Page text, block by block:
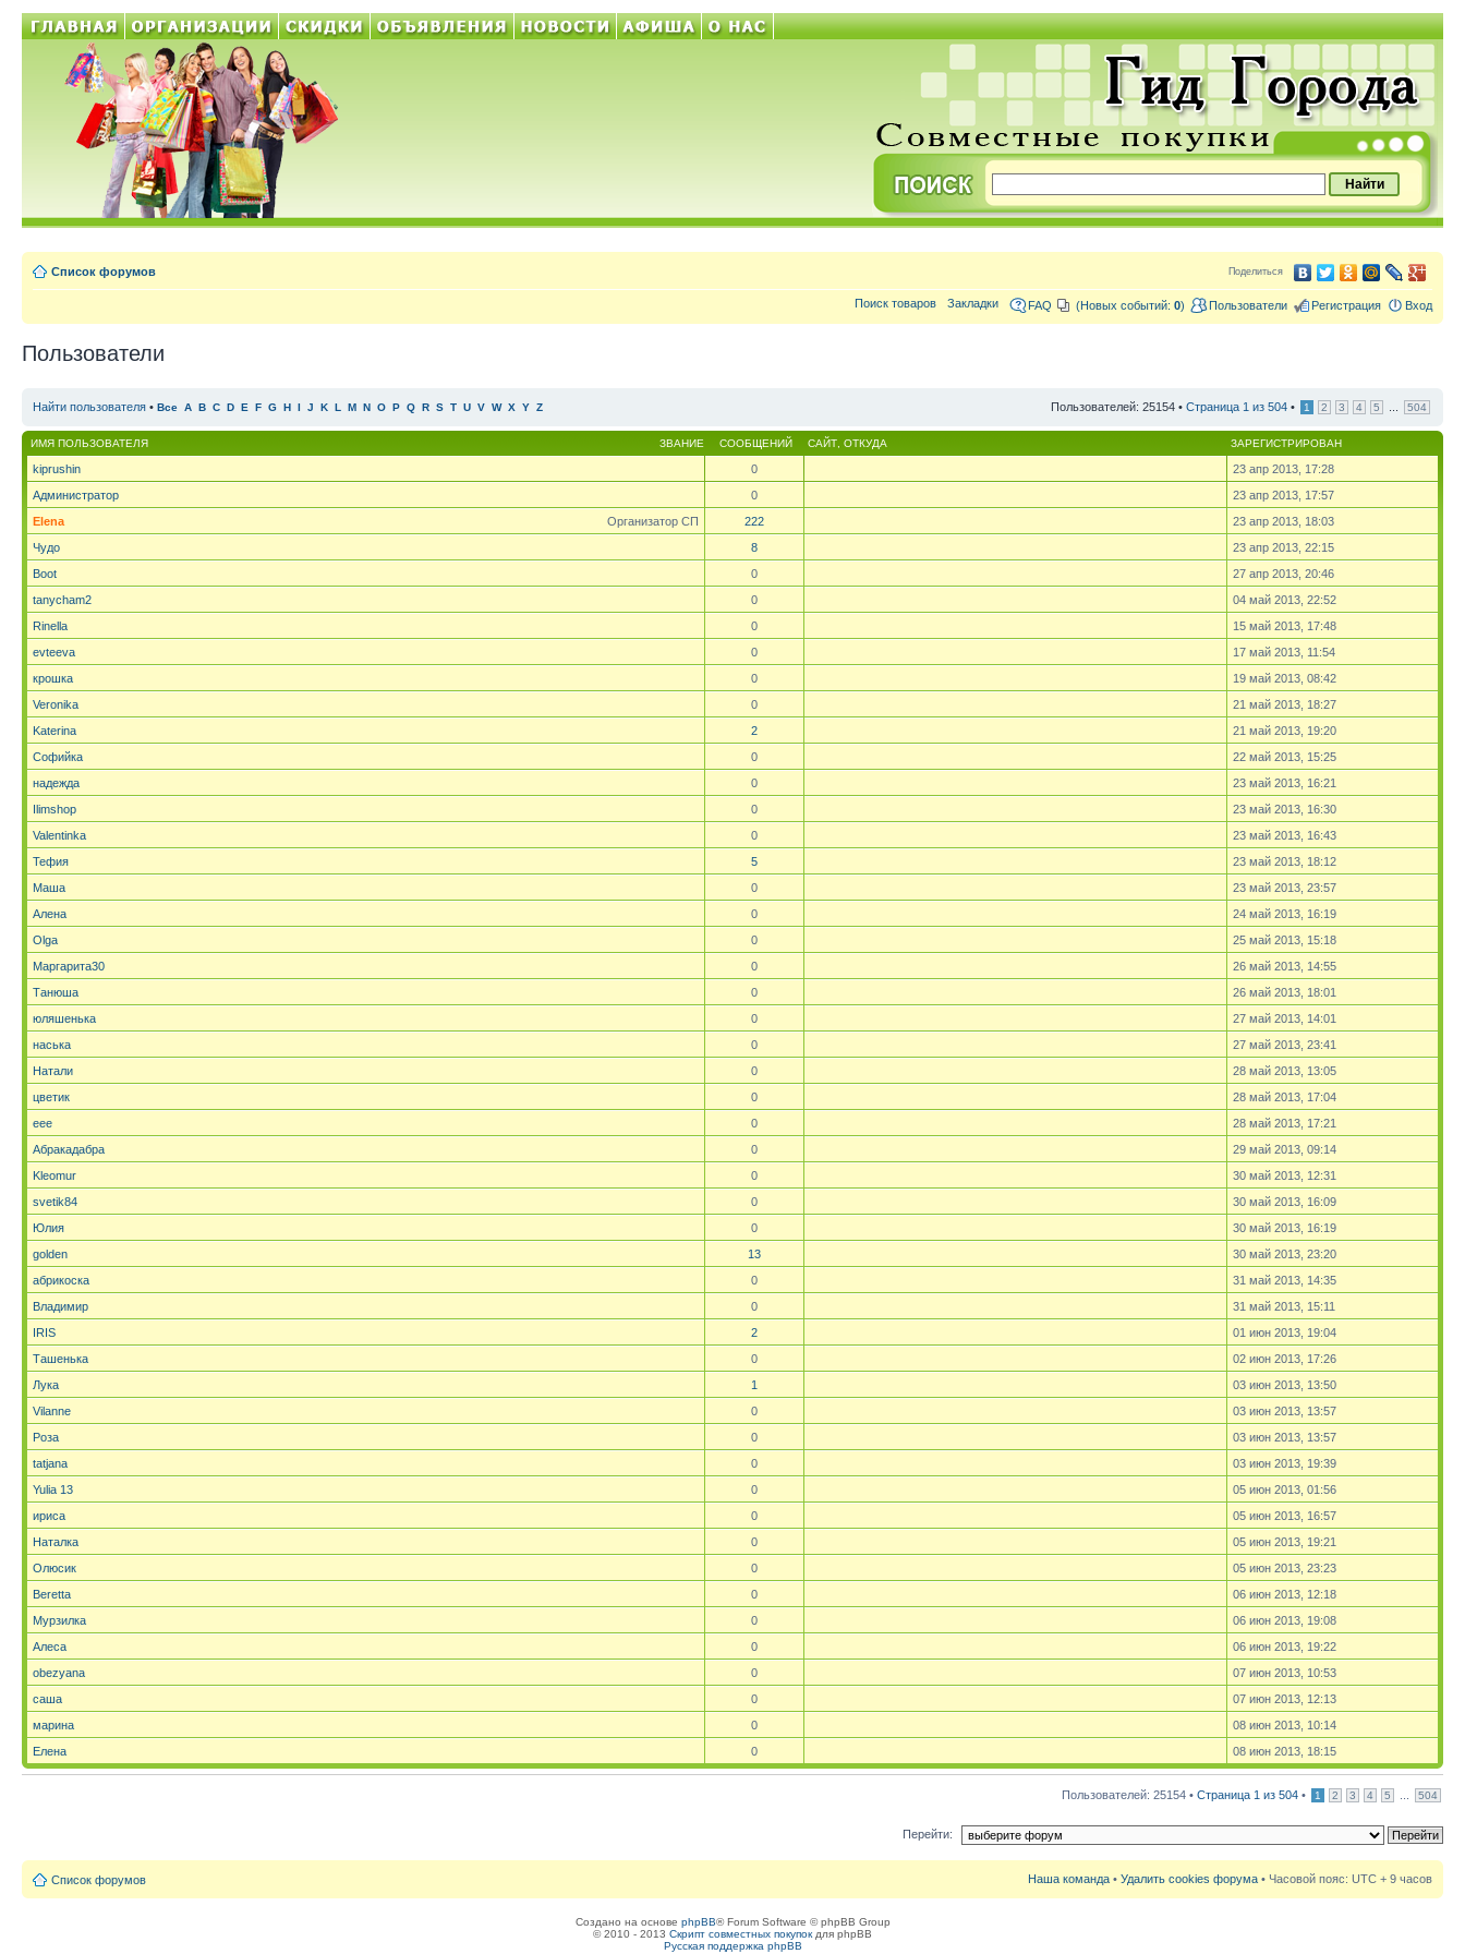
Список форумов Поделиться
FAQ (Новых событий: 0) Пользователи Регистрация Вход
Поиск товаров Закладки
Пользователи
Найти пользователя • Все A B C D E F G H I J K L M N O P Q R S T U V W X Y Z Пользователей: 25154 • Страница 1 из 504 • 1 2 3 4 5 504
ЗВАНИЕ
ИМЯ ПОЛЬЗОВАТЕЛЯ СООБЩЕНИЙ САЙТ ОТКУДА ЗАРЕГИСТРИРОВАН
kiprushin 0
23 апр 2013, 17:28
Администратор
0
23 апр 2013, 17:57
Организатор СП
Elena 222
23 апр 2013, 18:03
Чудо
8
23 апр 2013, 22:15
Boot
0
27 апр 2013, 20:46
tanycham2
0
04 май 2013, 22:52
Rinella
0
15 май 2013, 17:48
evteeva
0
17 май 2013, 11:54
крошка
0
19 май 2013, 08:42
Veronika
0
21 май 2013, 18:27
Katerina
2
21 май 2013, 19:20
Софийка
0
22 май 2013, 15:25
надежда
0
23 май 2013, 16:21
Ilimshop
0
23 май 2013, 16:30
Valentinka
0
23 май 2013, 16:43
Тефия
5
23 май 2013, 18:12
Маша
0
23 май 2013, 23:57
Алена
0
24 май 2013, 16:19
Olga
0
25 май 2013, 15:18
Маргарита30
0
26 май 2013, 14:55
Танюша
0
26 май 2013, 18:01
юляшенька
0
27 май 2013, 14:01
наська
0
27 май 2013, 23:41
Натали
0
28 май 2013, 13:05
цветик
0
28 май 2013, 17:04
eee
0
28 май 2013, 17:21
Абракадабра
0
29 май 2013, 09:14
Kleomur
0
30 май 2013, 12:31
svetik84
0
30 май 2013, 16:09
Юлия
0
30 май 2013, 16:19
golden
13
30 май 2013, 23:20
абрикоска
0
31 май 2013, 14:35
Владимир
0
31 май 2013, 15:11
IRIS
2
01 июн 2013, 19:04
Ташенька
0
02 июн 2013, 17:26
Лука
1
03 июн 2013, 13:50
Vilanne
0
03 июн 2013, 13:57
Роза
0
03 июн 2013, 13:57
tatjana
0
03 июн 2013, 19:39
Yulia 13
0
05 июн 2013, 01:56
ириса
0
05 июн 2013, 16:57
Наталка
0
05 июн 2013, 19:21
Олюсик
0
05 июн 2013, 23:23
Beretta
0
06 июн 2013, 12:18
Мурзилка
0
06 июн 2013, 19:08
Алеса
0
06 июн 2013, 19:22
obezyana
0
07 июн 2013, 10:53
саша
0
07 июн 2013, 12:13
марина
0
08 июн 2013, 10:14
Елена
0 08 июн 2013, 18:15
Пользователей: 25154 • Страница 1 из 504 • 1 2 3 4 5 504
Перейти:
Список форумов Наша команда • Удалить cookies форума • Часовой пояс: UTC + 9 часов
Создано на основе phpBB® Forum Software © phpBB Group
© 2010 - 2013 Скрипт совместных покупок для phpBB
Русская поддержка phpBB